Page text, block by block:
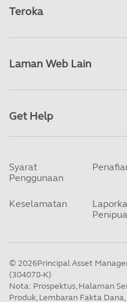
Teroka
Laman Web Lain
Get Help
Syarat
Penggunaan
Keselamatan
© 2026Principal Asset
(304078-K)
Nota: Prospektus, Halaman
Produk, Lembaran Fakta